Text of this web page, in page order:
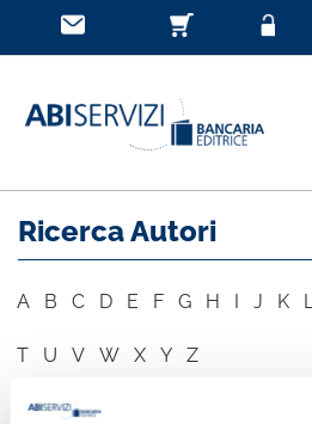
Ricerca Autori
A B C D E F G H I J K
T U V W X Y Z